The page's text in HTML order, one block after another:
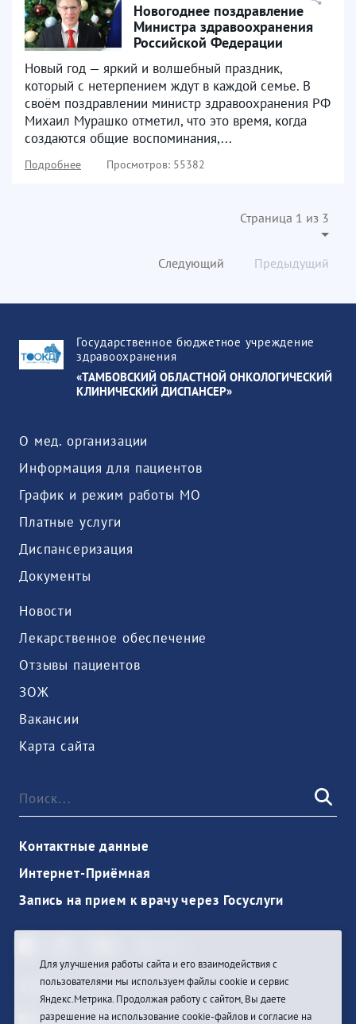
Новогоднее поздравление
Министра здравоохранения
Российской Федерации
Михаила Альбертовича...
Новый год — яркий и волшебный праздник,
который с нетерпением ждут в каждой семье. В
своём поздравлении министр здравоохранения РФ
Михаил Мурашко отметил, что это время, когда
создаются общие воспоминания,...
Подробнее Просмотров: 55382
Страница 1 из 3
Предыдущий
Следующий
Государственное бюджетное учреждение
здравоохранения
«ТАМБОВСКИЙ ОБЛАСТНОЙ ОНКОЛОГИЧЕСКИЙ
КЛИНИЧЕСКИЙ ДИСПАНСЕР»
О мед. организации
Информация для пациентов
График и режим работы МО
Платные услуги
Диспансеризация
Документы
Новости
Лекарственное обеспечение
Отзывы пациентов
ЗОЖ
Вакансии
Карта сайта
Контактные данные
Интернет-Приёмная
Запись на прием к врачу через Госуслуги
Войти
Для улучшения работы сайта и его взаимодействия с
пользователями мы используем файлы cookie и сервис
Яндекс.Метрика. Продолжая работу с сайтом, Вы даете
разрешение на использование cookie-файлов и согласие на